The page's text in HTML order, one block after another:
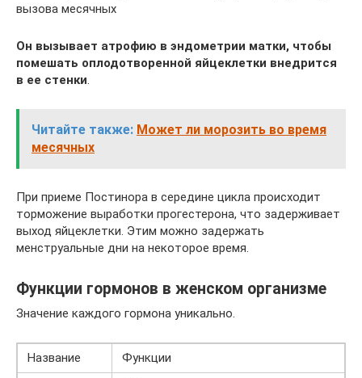
вызова месячных
Он вызывает атрофию в эндометрии матки, чтобы
помешать оплодотворенной яйцеклетки внедрится
в ее стенки
Читайте также: Может ли морозить во время
месячных
При приеме Постинора в середине цикла происходит
торможение выработки прогестерона, что задерживает
выход яйцеклетки. Этим можно задержать
менструальные дни на некоторое время.
Функции гормонов в женском организме
Значение каждого гормона уникально.
Название Функции